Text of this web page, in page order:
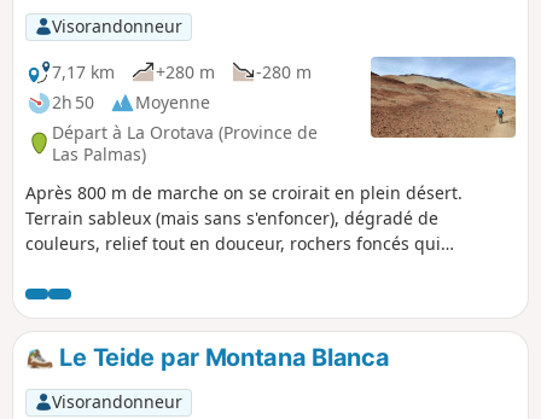
Visorandonneur
7,17 km
+280 m
-280 m
2h 50
Moyenne
Départ à La Orotava (Province de
Las Palmas)
Après 800 m de marche on se croirait en plein désert.
Terrain sableux (mais sans s'enfoncer), dégradé de
couleurs, relief tout en douceur, rochers foncés qui
vous faites un aller-retour jusqu'au point (2). Une montée
sur 200 m de dénivelé, relativement pentue, si vous faites le
circuit complet. El Teide tout proche.
Le Teide par Montana Blanca
Visorandonneur